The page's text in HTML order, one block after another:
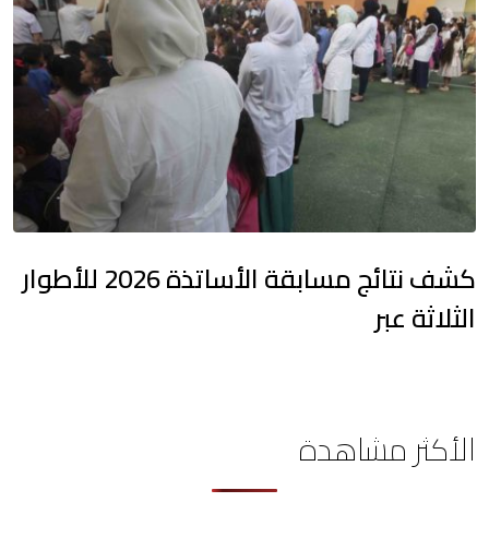
كشف نتائج مسابقة الأساتذة 2026 للأطوار
الثلاثة عبر
الأكثر مشاهدة